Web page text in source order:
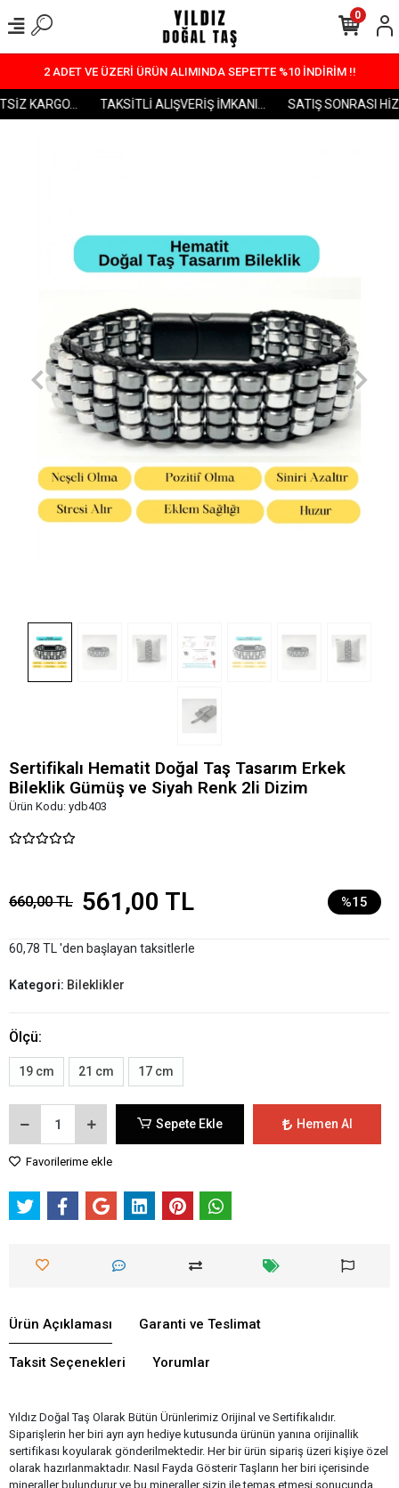
2 ADET VE ÜZERİ ÜRÜN ALIMINDA SEPETTE %10 İNDİRİM !!
KARGO... TAKSİTLİ ALIŞVERİŞ İMKANI... SATIŞ SONRASI
0
Sertifikalı Hematit Doğal Taş Tasarım Erkek
Bileklik Gümüş ve Siyah Renk 2li Dizim
Ürün Kodu: ydb403
660,00 TL 561,00 TL %15
60,78 TL 'den başlayan taksitlerle
Kategori: Bileklikler
Ölçü:
19 cm 21 cm 17 cm
Sepete Ekle Hemen Al
Favorilerime ekle
Ürün Açıklaması Garanti ve Teslimat
Taksit Seçenekleri Yorumlar
Yıldız Doğal Taş Olarak Bütün Ürünlerimiz Orijinal ve Sertifikalıdır.
Siparişlerin her biri ayrı ayrı hediye kutusunda ürünün yanına orijinallik
sertifikası koyularak gönderilmektedir. Her bir ürün sipariş üzeri kişiye özel
olarak hazırlanmaktadır. Nasıl Fayda Gösterir Taşların her biri içerisinde
mineraller bulundurur ve bu mineraller sizin ile temas etmesi sonucunda